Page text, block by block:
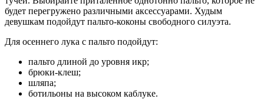
будет перегружено различными аксессуарами. Худым
девушкам подойдут пальто-коконы свободного силуэта.
Для осеннего лука с пальто подойдут:
пальто длиной до уровня икр;
брюки-клеш;
шляпа;
ботильоны на высоком каблуке.